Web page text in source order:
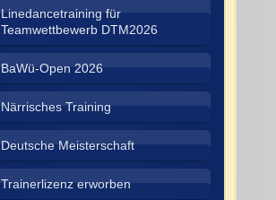
Linedancetraining für
Teamwettbewerb DTM2026
BaWü-Open 2026
Närrisches Training
Deutsche Meisterschaft
Trainerlizenz erworben